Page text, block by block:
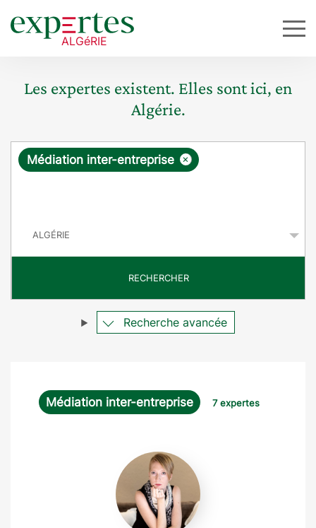
Les expertes existent. Elles sont ici, en
Algérie.
R
ê
e
×
Médiation inter-entreprise
RECHERCHER
Recherche avancée
Médiation inter-entreprise 7 expertes
Aurélie
Cornamusaz